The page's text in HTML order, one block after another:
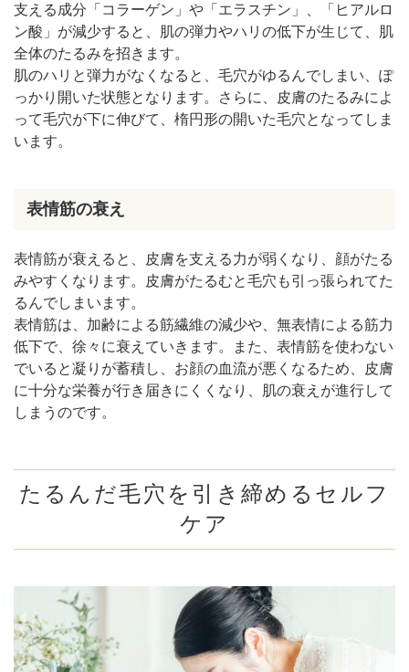
支える成分「コラーゲン」や「エラスチン」、「ヒアルロ
ン酸」が減少すると、肌の弾力やハリの低下が生じて、肌
全体のたるみを招きます。
肌のハリと弾力がなくなると、毛穴がゆるんでしまい、ぽ
っかり開いた状態となります。さらに、皮膚のたるみによ
って毛穴が下に伸びて、楕円形の開いた毛穴となってしま
います。
表情筋の衰え
表情筋が衰えると、皮膚を支える力が弱くなり、顔がたる
みやすくなります。皮膚がたるむと毛穴も引っ張られてた
るんでしまいます。
表情筋は、加齢による筋繊維の減少や、無表情による筋力
低下で、徐々に衰えていきます。また、表情筋を使わない
でいると凝りが蓄積し、お顔の血流が悪くなるため、皮膚
に十分な栄養が行き届きにくくなり、肌の衰えが進行して
しまうのです。
たるんだ毛穴を引き締めるセルフ
ケア